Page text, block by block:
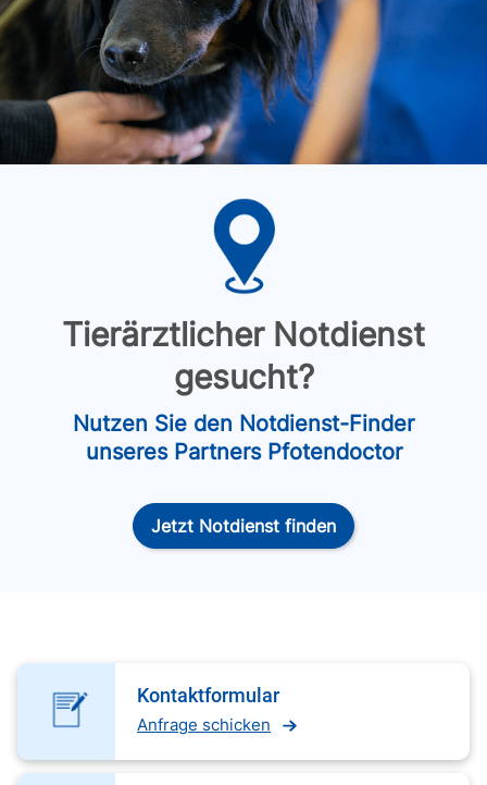
Tierärztlicher Notdienst
gesucht?
Nutzen Sie den Notdienst-Finder
unseres Partners Pfotendoctor
Jetzt Notdienst finden
Kontaktformular
Anfrage schicken